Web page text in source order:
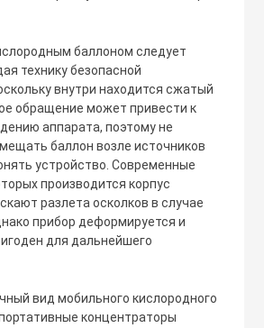
баллоном следует
технику безопасной
внутри находится сжатый
обращение может привести к
аппарата, поэтому не
баллон возле источников
устройство. Современные
производится корпус
разлета осколков в случае
прибор деформируется и
для дальнейшего
вид мобильного кислородного
концентраторы